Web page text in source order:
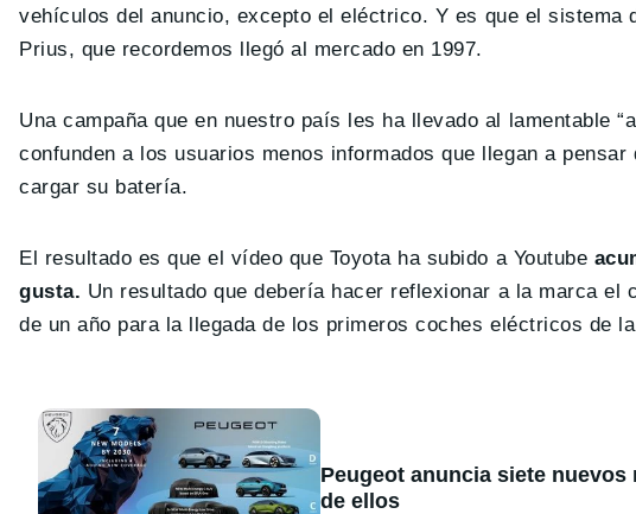
vehículos del anuncio, excepto el eléctrico. Y es que el sistema
Prius, que recordemos llegó al mercado en 1997.
Una campaña que en nuestro país les ha llevado al lamentable
confunden a los usuarios menos informados que llegan a
cargar su batería.
El resultado es que el vídeo que Toyota ha subido a Youtube
gusta. Un resultado que debería hacer reflexionar a la marca
de un año para la llegada de los primeros coches eléctricos de
Peugeot anuncia siete
de ellos